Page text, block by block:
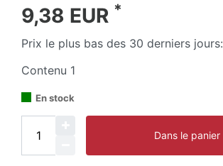
9,38 EUR *
Prix le plus bas des 30 derniers jours:
Contenu 1
En stock
Dans le panier